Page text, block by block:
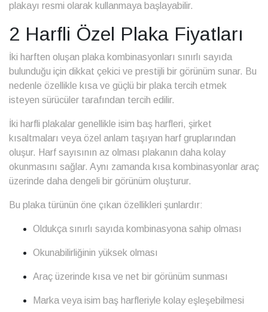
plakayı resmi olarak kullanmaya başlayabilir.
2 Harfli Özel Plaka Fiyatları
İki harften oluşan plaka kombinasyonları sınırlı sayıda
bulunduğu için dikkat çekici ve prestijli bir görünüm sunar. Bu
nedenle özellikle kısa ve güçlü bir plaka tercih etmek
isteyen sürücüler tarafından tercih edilir.
İki harfli plakalar genellikle isim baş harfleri, şirket
kısaltmaları veya özel anlam taşıyan harf gruplarından
oluşur. Harf sayısının az olması plakanın daha kolay
okunmasını sağlar. Aynı zamanda kısa kombinasyonlar araç
üzerinde daha dengeli bir görünüm oluşturur.
Bu plaka türünün öne çıkan özellikleri şunlardır:
Oldukça sınırlı sayıda kombinasyona sahip olması
Okunabilirliğinin yüksek olması
Araç üzerinde kısa ve net bir görünüm sunması
Marka veya isim baş harfleriyle kolay eşleşebilmesi